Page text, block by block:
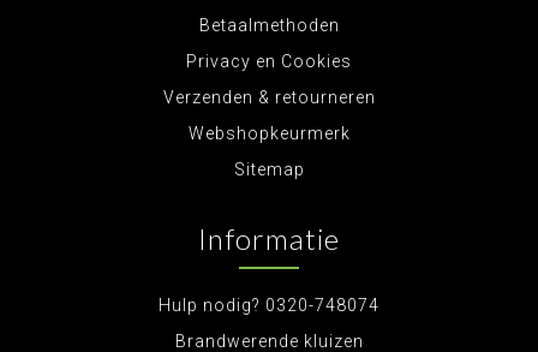
Betaalmethoden
Privacy en Cookies
Verzenden & retourneren
Webshopkeurmerk
Sitemap
Informatie
Hulp nodig? 0320-748074
Brandwerende kluizen